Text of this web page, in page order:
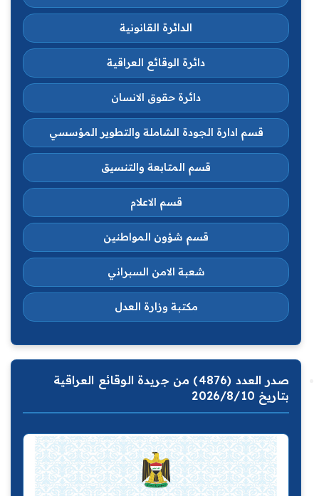
الدائرة القانونية
دائرة الوقائع العراقية
دائرة حقوق الانسان
قسم ادارة الجودة الشاملة والتطوير المؤسسي
قسم المتابعة والتنسيق
قسم الاعلام
قسم شؤون المواطنين
شعبة الامن السبراني
مكتبة وزارة العدل
صدر العدد (4876) من جريدة الوقائع العراقية
بتاريخ 2026/8/10